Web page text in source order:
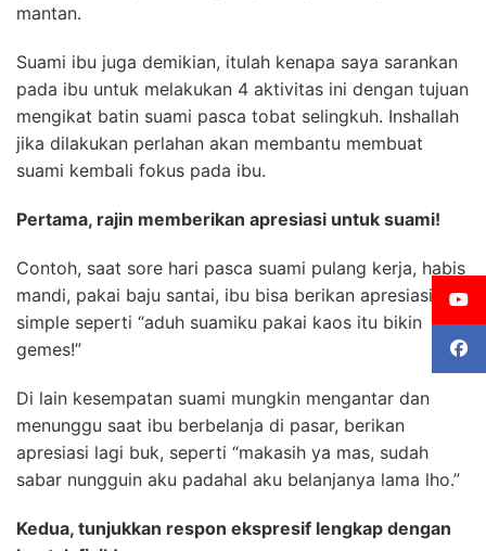
mantan.
Suami ibu juga demikian, itulah kenapa saya sarankan
pada ibu untuk melakukan 4 aktivitas ini dengan tujuan
mengikat batin suami pasca tobat selingkuh. Inshallah
jika dilakukan perlahan akan membantu membuat
suami kembali fokus pada ibu.
Pertama, rajin memberikan apresiasi untuk suami!
Contoh, saat sore hari pasca suami pulang kerja, habis
mandi, pakai baju santai, ibu bisa berikan apresiasi
simple seperti “aduh suamiku pakai kaos itu bikin
gemes!”
Di lain kesempatan suami mungkin mengantar dan
menunggu saat ibu berbelanja di pasar, berikan
apresiasi lagi buk, seperti “makasih ya mas, sudah
sabar nungguin aku padahal aku belanjanya lama lho.”
Kedua, tunjukkan respon ekspresif lengkap dengan